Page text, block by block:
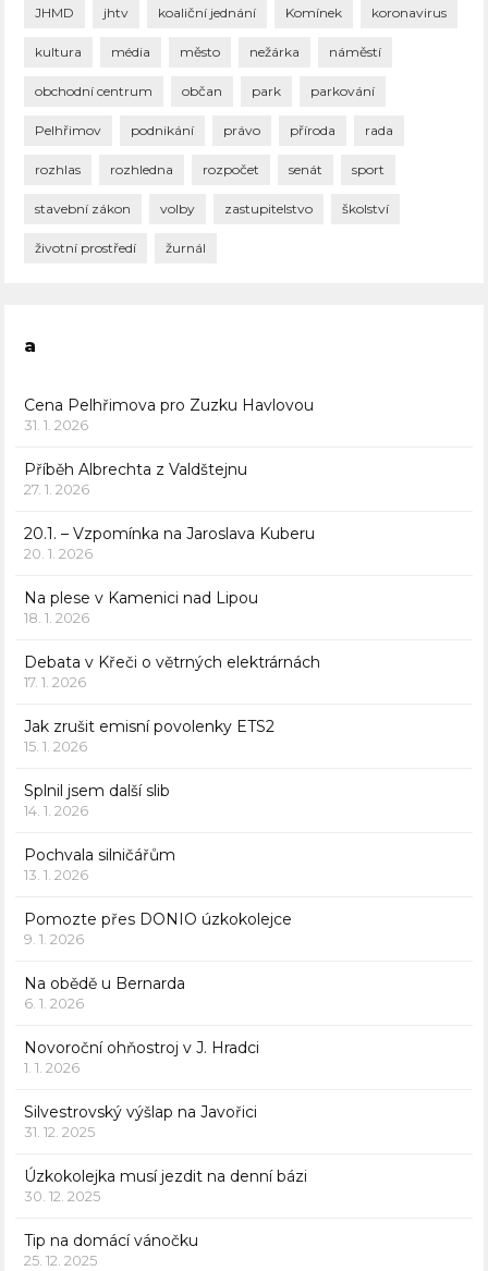
JHMD jhtv koaliční jednání Komínek koronavirus
kultura média město nežárka náměstí
obchodní centrum občan park parkování
Pelhřimov podnikání právo příroda rada
rozhlas rozhledna rozpočet senát sport
stavební zákon volby zastupitelstvo školství
životní prostředí žurnál
a
Cena Pelhřimova pro Zuzku Havlovou
31. 1. 2026
Příběh Albrechta z Valdštejnu
27. 1. 2026
20.1. – Vzpomínka na Jaroslava Kuberu
20. 1. 2026
Na plese v Kamenici nad Lipou
18. 1. 2026
Debata v Křeči o větrných elektrárnách
17. 1. 2026
Jak zrušit emisní povolenky ETS2
15. 1. 2026
Splnil jsem další slib
14. 1. 2026
Pochvala silničářům
13. 1. 2026
Pomozte přes DONIO úzkokolejce
9. 1. 2026
Na obědě u Bernarda
6. 1. 2026
Novoroční ohňostroj v J. Hradci
1. 1. 2026
Silvestrovský výšlap na Javořici
31. 12. 2025
Úzkokolejka musí jezdit na denní bázi
30. 12. 2025
Tip na domácí vánočku
25. 12. 2025